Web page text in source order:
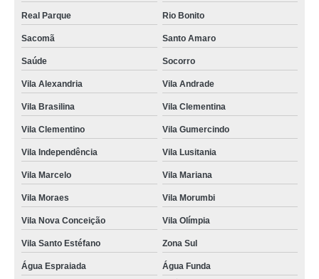
fornecedor de piso vinílico tarkett click Alto da Mooca
piso vinílico tarkett click orçar Jabaquara
piso vinílico tarkett clicado Pedreira
piso vinílico tarkett ambienta VILA VELIMA
piso vinílico tarkett canela Cidade Jardim
piso vinílico tarkett bétula orçar Vila Prudente
piso vinílico tarkett click Conjunto Habitacional Padre Manoel da Nóbrega
custo de piso vinílico tarkett ambienta Vila Clementina
custo de piso vinílico tarkett ambienta bétula Brooklin Paulista
Real Parque Rio Bonito
Sacomã Santo Amaro
Saúde Socorro
Vila Alexandria Vila Andrade
Vila Brasilina Vila Clementina
Vila Clementino Vila Gumercindo
Vila Independência Vila Lusitania
Vila Marcelo Vila Mariana
Vila Moraes Vila Morumbi
Vila Nova Conceição Vila Olímpia
Vila Santo Estéfano Zona Sul
Água Espraiada
Água Funda